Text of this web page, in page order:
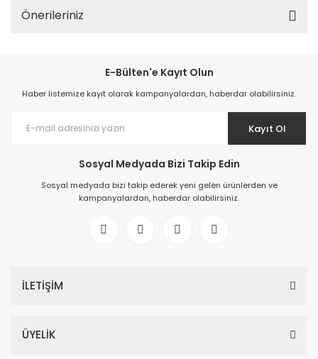
Önerileriniz
E-Bülten'e Kayıt Olun
Haber listemize kayıt olarak kampanyalardan, haberdar olabilirsiniz.
Kayıt Ol
Sosyal Medyada Bizi Takip Edin
Sosyal medyada bizi takip ederek yeni gelen ürünlerden ve
kampanyalardan, haberdar olabilirsiniz.
İLETİŞİM
ÜYELİK